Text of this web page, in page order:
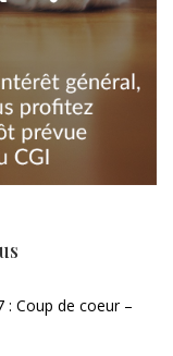
: Coup de coeur –